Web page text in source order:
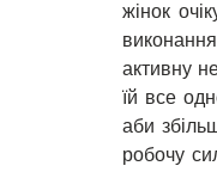
жінок
активну
їй все
аби
робочу